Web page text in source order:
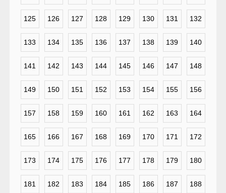
125 126 127 128 129 130 131 132
133 134 135 136 137 138 139 140
141 142 143 144 145 146 147 148
149 150 151 152 153 154 155 156
157 158 159 160 161 162 163 164
165 166 167 168 169 170 171 172
173 174 175 176 177 178 179 180
181 182 183 184 185 186 187 188